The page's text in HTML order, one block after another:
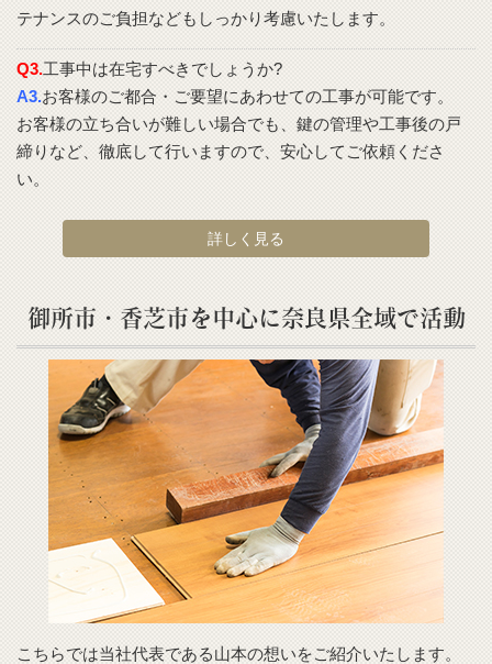
テナンスのご負担などもしっかり考慮いたします。
Q3.工事中は在宅すべきでしょうか?
A3.お客様のご都合・ご要望にあわせての工事が可能です。
お客様の立ち合いが難しい場合でも、鍵の管理や工事後の戸
締りなど、徹底して行いますので、安心してご依頼くださ
い。
詳しく見る
御所市・香芝市を中心に奈良県全域で活動
こちらでは当社代表である山本の想いをご紹介いたします。